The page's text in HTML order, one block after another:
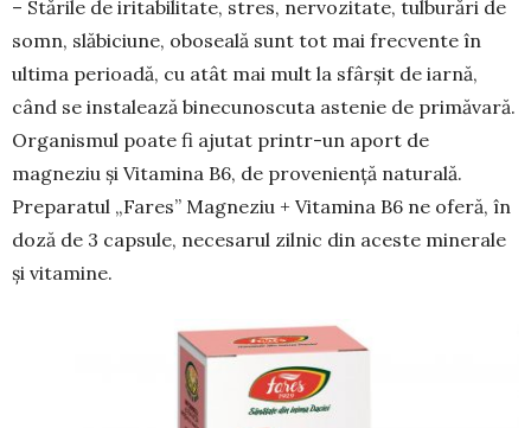
– Stările de iritabilitate, stres, ner­vo­zi­tate, tulburări de
somn, slăbiciune, obo­seală sunt tot mai frecvente în
ulti­ma pe­rioadă, cu atât mai mult la sfârșit de iarnă,
când se instalează binecu­noscuta astenie de primăvară.
Orga­nismul poate fi ajutat printr-un aport de
magneziu și Vitamina B6, de prove­niență naturală.
Preparatul „Fares” Magneziu + Vitamina B6 ne oferă, în
doză de 3 capsule, necesarul zil­nic din aceste minerale
și vitamine.